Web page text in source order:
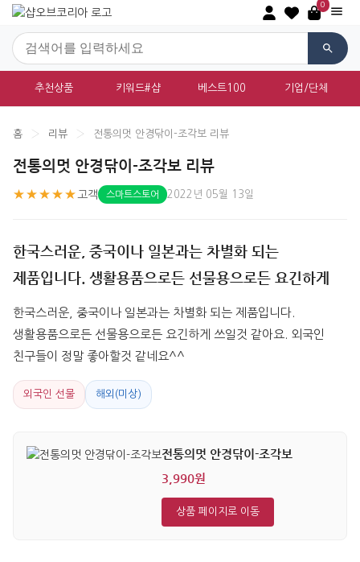
0
추천상품 키워드#샵 베스트100 기업/단체
홈 › 리뷰 › 전통의멋 안경닦이-조각보 리뷰
전통의멋 안경닦이-조각보 리뷰
★★★★★ 고객 스마트스토어 2022년 05월 13일
한국스러운, 중국이나 일본과는 차별화 되는
제품입니다. 생활용품으로든 선물용으로든 요긴하게
한국스러운, 중국이나 일본과는 차별화 되는 제품입니다.
생활용품으로든 선물용으로든 요긴하게 쓰일것 같아요. 외국인
친구들이 정말 좋아할것 같네요^^
외국인 선물 해외(미상)
전통의멋 안경닦이-조각보
3,990원
상품 페이지로 이동